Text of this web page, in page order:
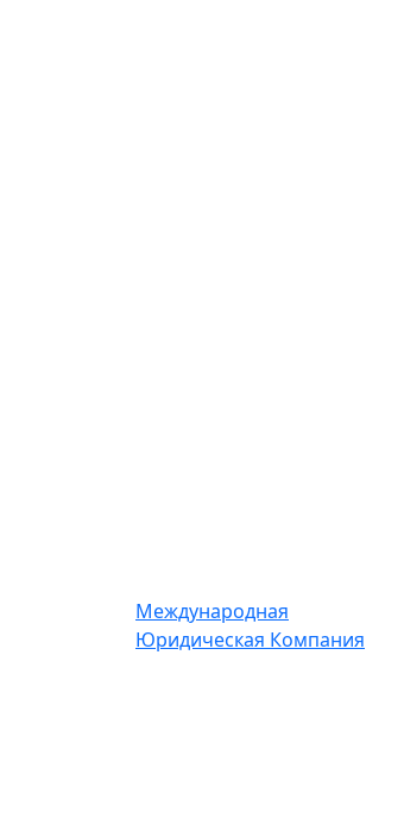
Международная
Юридическая Компания